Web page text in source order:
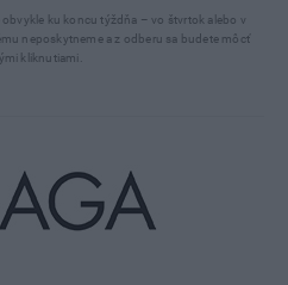
ku koncu týždňa – vo štvrtok alebo v
neposkytneme a z odberu sa budete môcť
kliknutiami.